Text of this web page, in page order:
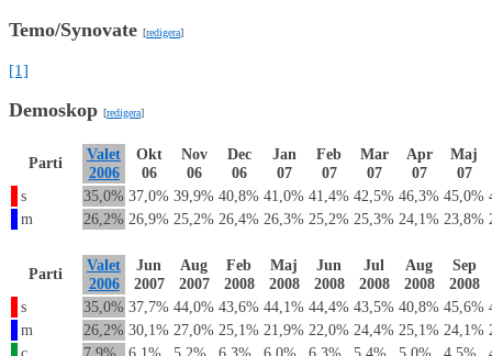
Temo/Synovate [redigera]
[1]
Demoskop [redigera]
Parti
Valet
2006
Okt
06
Nov
06
Dec
06
Jan
07
Feb
07
Mar
07
Apr
07
Maj
07
s
35,0% 37,0% 39,9% 40,8% 41,0% 41,4% 42,5% 46,3% 45,0%
m
26,2% 26,9% 25,2% 26,4% 26,3% 25,2% 25,3% 24,1% 23,8%
Parti
Valet
2006
Jun
2007
Aug
2007
Feb
2008
Maj
2008
Jun
2008
Jul
2008
Aug
2008
Sep
2008
s
35,0% 37,7% 44,0% 43,6% 44,1% 44,4% 43,5% 40,8% 45,6%
m
26,2% 30,1% 27,0% 25,1% 21,9% 22,0% 24,4% 25,1% 24,1%
c
7,9% 6,1% 5,2% 6,3% 6,0% 6,3% 5,4% 5,0% 4,5%